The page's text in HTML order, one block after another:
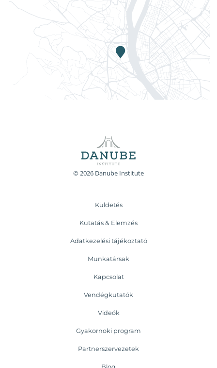
© 2026 Danube Institute
Küldetés
Kutatás & Elemzés
Adatkezelési tájékoztató
Munkatársak
Kapcsolat
Vendégkutatók
Videók
Gyakornoki program
Partnerszervezetek